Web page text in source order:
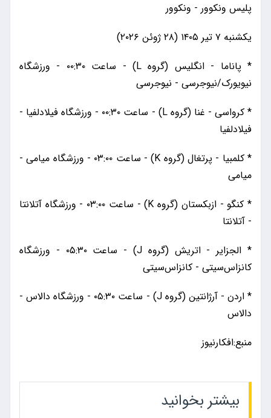
پلیس ونکوور - ونکوور
یکشنبه ۷ تیر ۱۴۰۵ (۲۸ ژوئن ۲۰۲۶)
* پاناما - انگلیس (گروه L) - ساعت ۰۰:۳۰ - ورزشگاه
نیویورک/نیوجرسی - نیوجرسی
* کرواسی - غنا (گروه L) - ساعت ۰۰:۳۰ - ورزشگاه فیلادلفیا -
فیلادلفیا
* کلمبیا - پرتغال (گروه K) - ساعت ۰۳:۰۰ - ورزشگاه میامی -
میامی
* کنگو - ازبکستان (گروه K) - ساعت ۰۳:۰۰ - ورزشگاه آتلانتا
- آتلانتا
* الجزایر - اتریش (گروه J) - ساعت ۰۵:۳۰ - ورزشگاه
کانزاس‌سیتی - کانزاس‌سیتی
* اردن - آرژانتین (گروه J) - ساعت ۰۵:۳۰ - ورزشگاه دالاس -
دالاس
منبع:افکارنیوز
بیشتر بخوانید